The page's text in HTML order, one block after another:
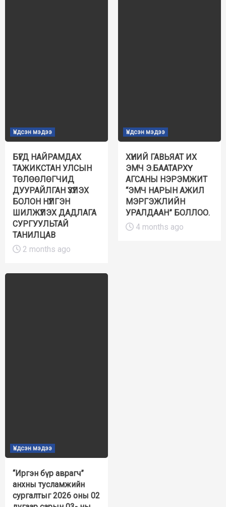
Үндсэн мэдээ
БҮГД НАЙРАМДАХ
ТАЖИКСТАН УЛСЫН
ТӨЛӨӨЛӨГЧИД
ДУУРАЙЛГАН ҮЗҮҮЛЭХ
БОЛОН НҮҮЛГЭН
ШИЛЖҮҮЛЭХ ДАДЛАГА
СУРГУУЛЬТАЙ
ТАНИЛЦАВ
2 months ago
Үндсэн мэдээ
ХҮНИЙ ГАВЬЯАТ ИХ
ЭМЧ Э.БААТАРХҮҮ
АГСАНЫ НЭРЭМЖИТ
“ЭМЧ НАРЫН АЖИЛ
МЭРГЭЖЛИЙН
УРАЛДААН” БОЛЛОО.
4 months ago
Үндсэн мэдээ
“Иргэн бүр аврагч”
анхны тусламжийн
сургалтыг 2026 оны 02